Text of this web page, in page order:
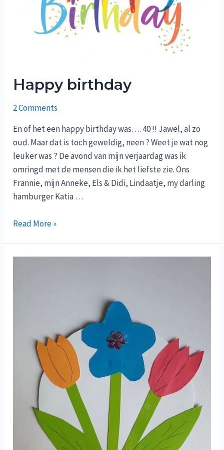
Happy birthday
2 Comments
En of het een happy birthday was…. 40 !! Jawel, al zo
oud. Maar dat is toch geweldig, neen ? Weet je wat nog
leuker was ? De avond van mijn verjaardag was ik
omringd met de mensen die ik het liefste zie. Ons
Frannie, mijn Anneke, Els & Didi, Lindaatje, my darling
hamburger Katia …
Happy
Read More »